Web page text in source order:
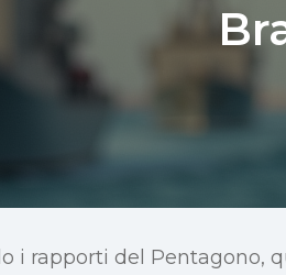
i rapporti del Pentagono,